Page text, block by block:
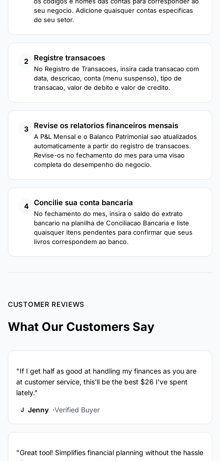
seu negocio. Adicione quaisquer contas especificas
do seu setor.
2 Registre transacoes
No Registro de Transacoes, insira cada transacao com
data, descricao, conta (menu suspenso), tipo de
transacao, valor de debito e valor de credito.
3 Revise os relatorios financeiros mensais
A P&L Mensal e o Balanco Patrimonial sao atualizados
automaticamente a partir do registro de transacoes.
Revise-os no fechamento do mes para uma visao
completa do desempenho do negocio.
4 Concilie sua conta bancaria
No fechamento do mes, insira o saldo do extrato
bancario na planilha de Conciliacao Bancaria e liste
quaisquer itens pendentes para confirmar que seus
livros correspondem ao banco.
CUSTOMER REVIEWS
What Our Customers Say
"If I get half as good at handling my finances as you are
at customer service, this'll be the best $26 I've spent
lately."
J Jenny Verified Buyer
"Great tool! Simplifies financial planning without the hassle